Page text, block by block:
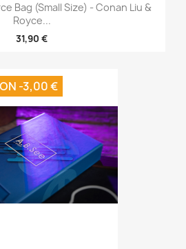
Bag (Small Size) - Conan Liu &
Royce...
31,90 €
-3,00 €